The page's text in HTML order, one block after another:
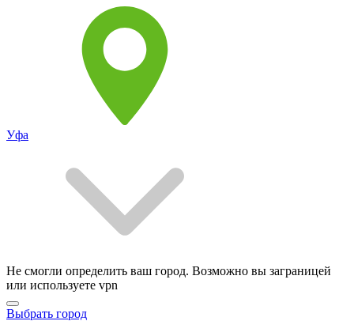
Уфа
Не смогли определить ваш город. Возможно вы заграницей
или используете vpn
Выбрать город